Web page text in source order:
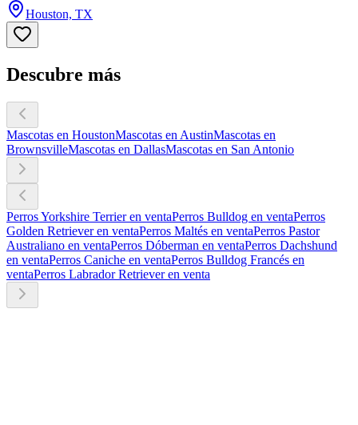
Houston, TX
Descubre más
Mascotas en HoustonMascotas en AustinMascotas en
BrownsvilleMascotas en DallasMascotas en San Antonio
Perros Yorkshire Terrier en ventaPerros Bulldog en ventaPerros
Golden Retriever en ventaPerros Maltés en ventaPerros Pastor
Australiano en ventaPerros Dóberman en ventaPerros Dachshund
en ventaPerros Caniche en ventaPerros Bulldog Francés en
ventaPerros Labrador Retriever en venta